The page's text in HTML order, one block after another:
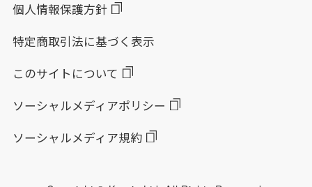
個人情報保護方針
特定商取引法に基づく表示
このサイトについて
ソーシャルメディアポリシー
ソーシャルメディア規約